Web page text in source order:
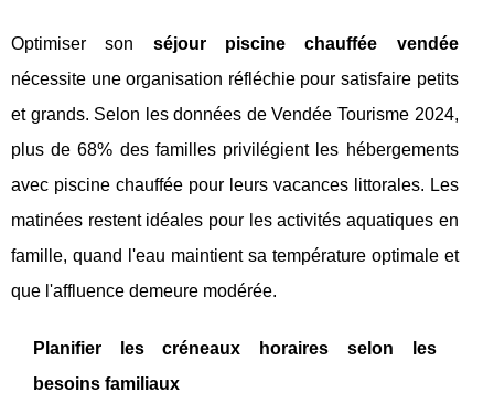
Optimiser son séjour piscine chauffée vendée
nécessite une organisation réfléchie pour satisfaire petits
et grands. Selon les données de Vendée Tourisme 2024,
plus de 68% des familles privilégient les hébergements
avec piscine chauffée pour leurs vacances littorales. Les
matinées restent idéales pour les activités aquatiques en
famille, quand l'eau maintient sa température optimale et
que l'affluence demeure modérée.
Planifier les créneaux horaires selon les
besoins familiaux